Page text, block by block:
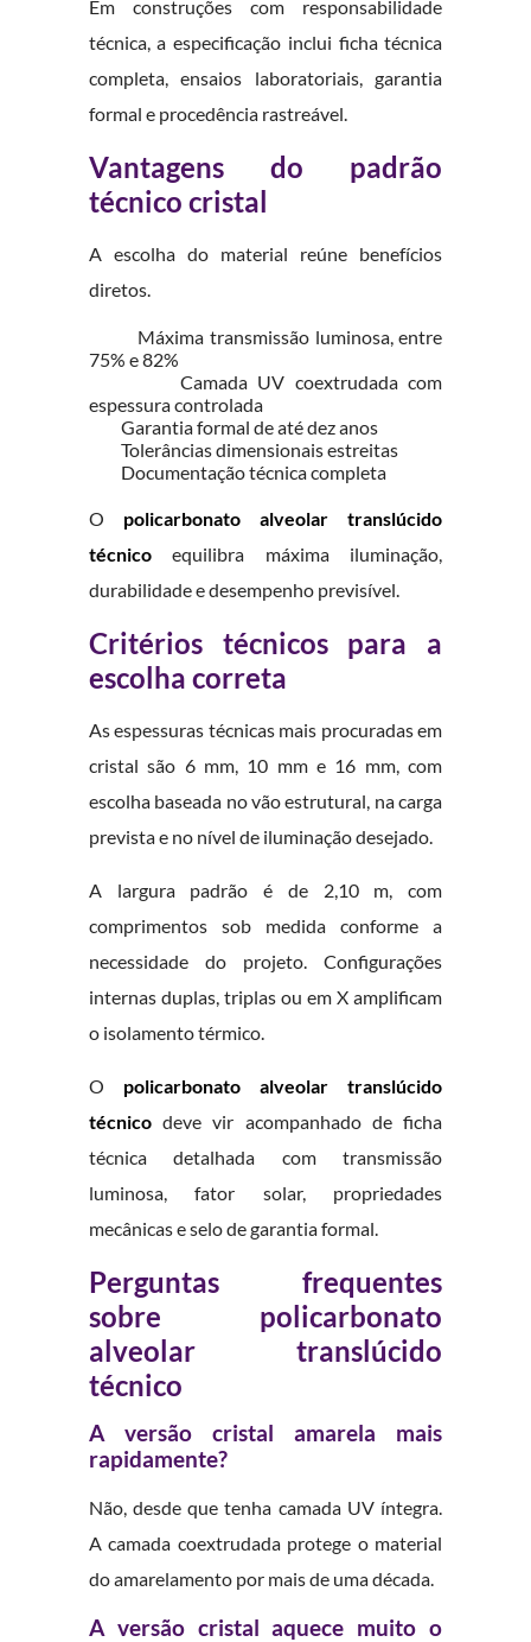
Em construções com responsabilidade
técnica, a especificação inclui ficha técnica
completa, ensaios laboratoriais, garantia
formal e procedência rastreável.
Vantagens do padrão
técnico cristal
A escolha do material reúne benefícios
diretos.
Máxima transmissão luminosa, entre
75% e 82%
Camada UV coextrudada com
espessura controlada
Garantia formal de até dez anos
Tolerâncias dimensionais estreitas
Documentação técnica completa
O policarbonato alveolar translúcido
técnicoequilibra máxima iluminação,
durabilidade e desempenho previsível.
Critérios técnicos para a
escolha correta
As espessuras técnicas mais procuradas em
cristal são 6 mm, 10 mm e 16 mm, com
escolha baseada no vão estrutural, na carga
prevista e no nível de iluminação desejado.
A largura padrão é de 2,10 m, com
comprimentos sob medida conforme a
necessidade do projeto. Configurações
internas duplas, triplas ou em X amplificam
o isolamento térmico.
O policarbonato alveolar translúcido
técnicodeve vir acompanhado de ficha
técnica detalhada com transmissão
luminosa, fator solar, propriedades
mecânicas e selo de garantia formal.
Perguntas frequentes
sobre policarbonato
alveolar translúcido
técnico
A versão cristal amarela mais
rapidamente?
Não, desde que tenha camada UV íntegra.
A camada coextrudada protege o material
do amarelamento por mais de uma década.
A versão cristal aquece muito o